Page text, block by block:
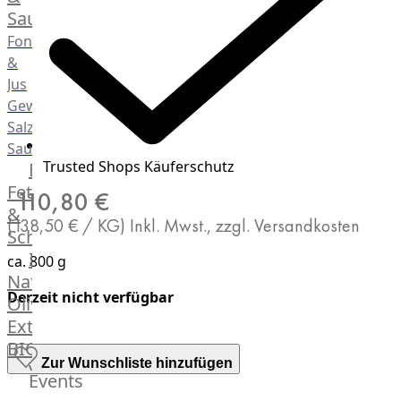
Saucen
Fonds
&
Jus
Gewürze
Salz
Saucen
Butter,
Fett
&
Schmalz
ItalianBar
Natives
Olivenöl
Extra
BIO
Veggie
Hardware
Events
Trusted Shops Käuferschutz
110,80 €
(138,50 € / KG) Inkl. Mwst., zzgl. Versandkosten
ca. 800 g
Derzeit nicht verfügbar
Zur Wunschliste hinzufügen